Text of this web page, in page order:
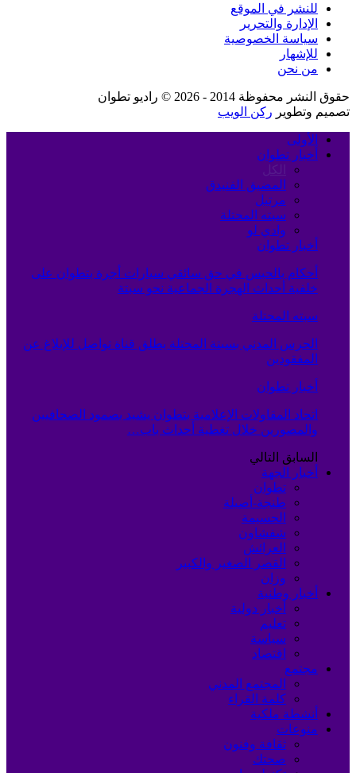
للنشر في الموقع
الإدارة والتحرير
سياسة الخصوصية
للإشهار
من نحن
حقوق النشر محفوظة 2014 - 2026 © راديو تطوان
تصميم وتطوير ركن الويب
الأولى
أخبار تطوان
الكل
المضيق الفنيدق
مرتيل
سبته المحتلة
وادي لو
أخبار تطوان
أحكام بالحبس في حق سائقي سيارات أجرة بتطوان على
خلفية أحداث الهجرة الجماعية نحو سبتة
سبته المحتلة
الحرس المدني بسبتة المحتلة يطلق قناة تواصل للإبلاغ عن
المفقودين
أخبار تطوان
اتحاد المقاولات الإعلامية بتطوان يشيد بصمود الصحافيين
والمصورين خلال تغطية أحداث باب…
السابق التالي
أخبار الجهة
تطوان
طنجة-أصيلة
الحسيمة
شفشاون
العرائش
القصر الصغير والكبير
وزان
أخبار وطنية
أخبار دولية
تعليم
سياسة
اقتصاد
مجتمع
المجتمع المدني
كلمة القراء
أنشطة ملكية
منوعات
ثقافة وفنون
صحتك